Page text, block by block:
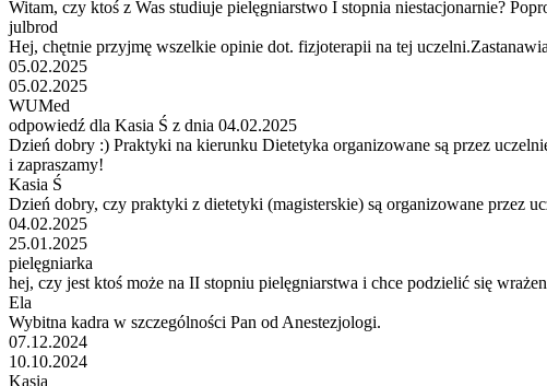
Witam, czy ktoś z Was studiuje pielęgniarstwo I stopnia niestacjonarnie?
julbrod
Hej, chętnie przyjmę wszelkie opinie dot. fizjoterapii na tej
05.02.2025
05.02.2025
WUMed
odpowiedź dla Kasia Ś z dnia 04.02.2025
Dzień dobry :) Praktyki na kierunku Dietetyka organizowane są przez
i zapraszamy!
Kasia Ś
Dzień dobry, czy praktyki z dietetyki (magisterskie) są organizowane przez
04.02.2025
25.01.2025
pielęgniarka
hej, czy jest ktoś może na II stopniu pielęgniarstwa i chce podzielić się
Ela
Wybitna kadra w szczególności Pan od Anestezjologi.
07.12.2024
10.10.2024
Kasia